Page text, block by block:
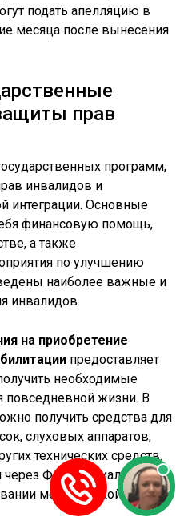
подать апелляцию в
месяца после вынесения
прав
программ,
инвалидов и
интеграции. Основные
финансовую помощь,
а также
по улучшению
наиболее важные и
инвалидов.
на приобретение
предоставляет
необходимые
повседневной жизни. В
получить средства для
слуховых аппаратов,
технических средств.
через Фонд социального
медицинской